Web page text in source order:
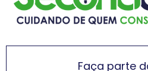
Faça parte